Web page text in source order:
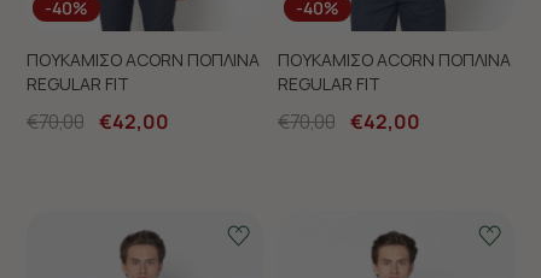
-40%
ΠΟΥΚΑΜΙΣΟ ACORN ΠΟΠΛΙΝΑ
REGULAR FIT
€70,00 €42,00
-40%
ΠΟΥΚΑΜΙΣΟ ACORN ΠΟΠΛΙΝΑ
REGULAR FIT
€70,00 €42,00